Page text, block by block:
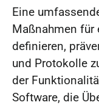
Eine
Maßnahmen
definieren,
und Protokolle
der
Software, die